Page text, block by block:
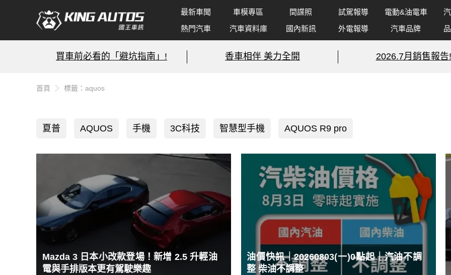
最新車聞 車模專區 間諜照 試駕報導 電動&油電車
熱門汽車
汽車資料庫 國內新訊 外電報導 汽車品牌
買車前必看的「避坑指南」! 香車相伴 美力全開 2026.7月銷售報告!
首頁 標籤：aquos
夏普 AQUOS 手機 3C科技 智慧型手機 AQUOS R9 pro
Mazda 3 日本小改款登場！新增 2.5 升輕油
電與手排版本更有駕駛樂趣
油價快訊｜20260803(一)0點起｜汽油不調
整 柴油不調整